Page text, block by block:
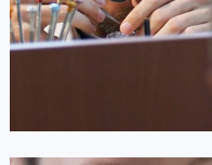
海南省万宁市万城
海南省文昌市文城
 重庆黔江区帝舵维修